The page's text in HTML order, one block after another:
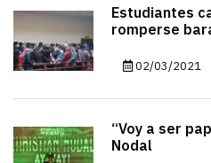
Estudiantes
romperse
02/03/2021
“Voy a ser
Nodal